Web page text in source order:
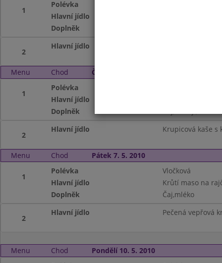
1
Polévka
Hlavní jídlo
Doplněk
2
Hlavní jídlo
Menu Chod Čtvrtek 6. 5. 2010
1
Polévka
Hlavní jídlo
Doplněk
2
Hlavní jídlo Krupicová kaše s
Menu Chod Pátek 7. 5. 2010
1
Polévka
Vločková
Hlavní jídlo
Krůtí maso na
Doplněk
Čaj,mléko
2
Hlavní jídlo Pečená vepřová
Menu Chod Pondělí 10. 5. 2010